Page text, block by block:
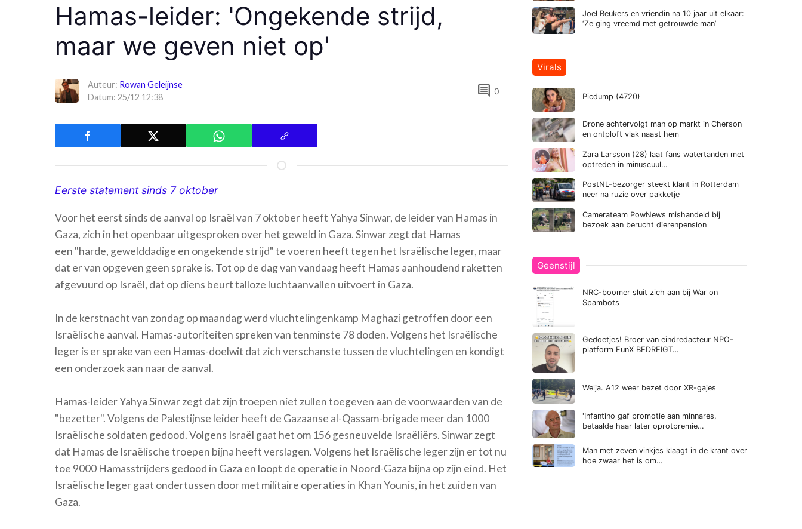
Hamas-leider: 'Ongekende strijd,
maar we geven niet op'
Auteur: Rowan Geleijnse
Datum: 25/12 12:38
comment 0
Eerste statement sinds 7 oktober
Voor het eerst sinds de aanval op Israël van 7 oktober heeft Yahya Sinwar, de leider van Hamas in
Gaza, zich in het openbaar uitgesproken over het geweld in Gaza. Sinwar zegt dat Hamas
een "harde, gewelddadige en ongekende strijd" te voeren heeft tegen het Israëlische leger, maar
dat er van opgeven geen sprake is. Tot op de dag van vandaag heeft Hamas aanhoudend raketten
afgevuurd op Israël, dat op diens beurt talloze luchtaanvallen uitvoert in Gaza.
In de kerstnacht van zondag op maandag werd vluchtelingenkamp Maghazi getroffen door een
Israëlische aanval. Hamas-autoriteiten spreken van tenminste 78 doden. Volgens het Israëlische
leger is er sprake van een Hamas-doelwit dat zich verschanste tussen de vluchtelingen en kondigt
een onderzoek aan naar de aanval.
Hamas-leider Yahya Sinwar zegt dat zijn troepen niet zullen toegeven aan de voorwaarden van de
"bezetter". Volgens de Palestijnse leider heeft de Gazaanse al-Qassam-brigade meer dan 1000
Israëlische soldaten gedood. Volgens Israël gaat het om 156 gesneuvelde Israëliërs. Sinwar zegt
dat Hamas de Israëlische troepen bijna heeft verslagen. Volgens het Israëlische leger zijn er tot nu
toe 9000 Hamasstrijders gedood in Gaza en loopt de operatie in Noord-Gaza bijna op zijn eind. Het
Israëlische leger gaat ondertussen door met militaire operaties in Khan Younis, in het zuiden van
Gaza.
Joel Beukers en vriendin na 10 jaar uit elkaar:
‘Ze ging vreemd met getrouwde man’
Virals
Picdump (4720)
Drone achtervolgt man op markt in Cherson
en ontploft vlak naast hem
Zara Larsson (28) laat fans watertanden met
optreden in minuscuul…
PostNL-bezorger steekt klant in Rotterdam
neer na ruzie over pakketje
Camerateam PowNews mishandeld bij
bezoek aan berucht dierenpension
Geenstijl
NRC-boomer sluit zich aan bij War on
Spambots
Gedoetjes! Broer van eindredacteur NPO-
platform FunX BEDREIGT…
Welja. A12 weer bezet door XR-gajes
'Infantino gaf promotie aan minnares,
betaalde haar later oprotpremie…
Man met zeven vinkjes klaagt in de krant over
hoe zwaar het is om…